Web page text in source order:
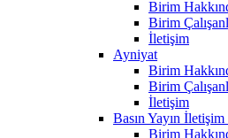
Birim
Birim
İletişim
Ayniyat
Birim
Birim
İletişim
Basın Yayın
Birim